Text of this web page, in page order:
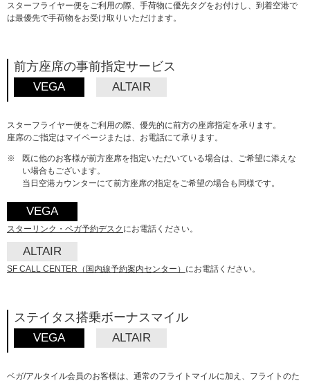
スターフライヤー便をご利用の際、手荷物に優先タグをお付けし、到着空港で
は最優先で手荷物をお受け取りいただけます。
前方座席の事前指定サービス
VEGA ALTAIR
スターフライヤー便をご利用の際、優先的に前方の座席指定を承ります。
座席のご指定はマイページまたは、お電話にて承ります。
※
既に他のお客様が前方座席を指定いただいている場合は、ご希望に添えな
い場合もございます。
当日空港カウンターにて前方座席の指定をご希望の場合も同様です。
VEGA
スターリンク・ベガ予約デスク にお電話ください。
ALTAIR
SF CALL CENTER（国内線予約案内センター） にお電話ください。
ステイタス搭乗ボーナスマイル
VEGA ALTAIR
ベガ/アルタイル会員のお客様は、通常のフライトマイルに加え、フライトのた